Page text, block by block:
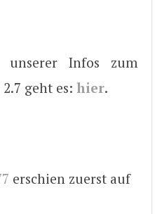
Infos zum
geht es: hier.
erschien zuerst auf